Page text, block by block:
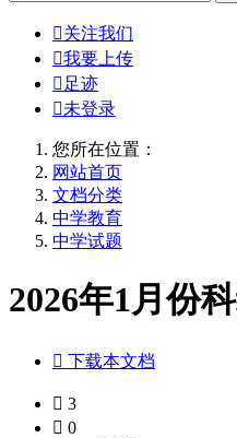
关注我们
我要上传
 足迹
未登录
您所在位置：
网站首页
文档分类
中学教育
中学试题
2026年1月份
 下载本文档
 3
 0